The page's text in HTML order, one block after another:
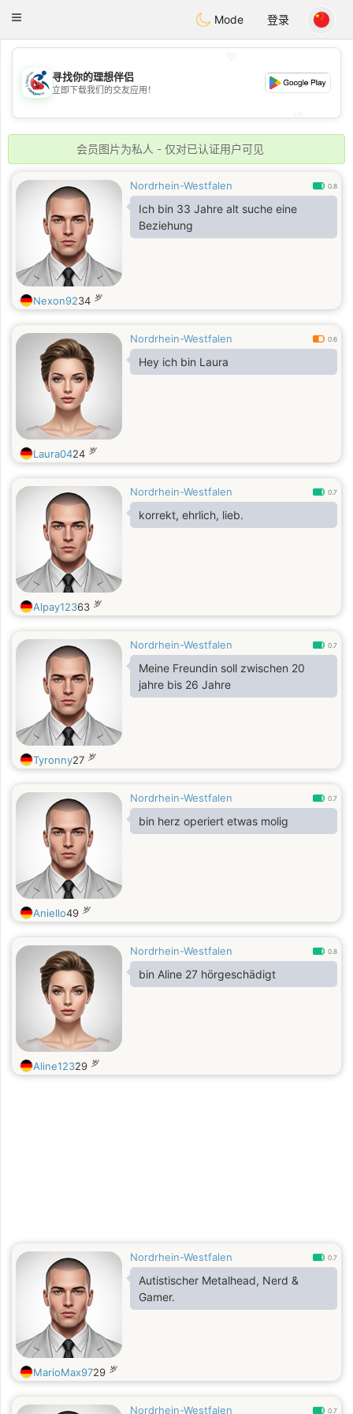
Handi Space
Toggle
Mode 登录
💖
💕
寻找你的理想伴侣
立即下载我们的交友应用！
会员图片为私人 - 仅对已认证用户可见
Nordrhein-Westfalen 0.8
Ich bin 33 Jahre alt suche eine
Beziehung
Nexon9234 岁
Nordrhein-Westfalen 0.6
Hey ich bin Laura
Laura0424 岁
Nordrhein-Westfalen 0.7
korrekt, ehrlich, lieb.
Alpay12363 岁
Nordrhein-Westfalen 0.7
Meine Freundin soll zwischen 20
jahre bis 26 Jahre
Tyronny27 岁
Nordrhein-Westfalen 0.7
bin herz operiert etwas molig
Aniello49 岁
Nordrhein-Westfalen 0.8
bin Aline 27 hörgeschädigt
Aline12329 岁
Nordrhein-Westfalen 0.7
Autistischer Metalhead, Nerd &
Gamer.
MarioMax9729 岁
Nordrhein-Westfalen 0.7